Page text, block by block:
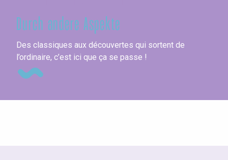
Durch andere Aspekte
Des classiques aux découvertes qui sortent de
l’ordinaire, c’est ici que ça se passe !